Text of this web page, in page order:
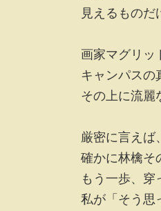
見えるものだ
画家マグリッ
キャンパスの
その上に流麗
厳密に言えば
確かに林檎そ
もう一歩、穿
私が「そう思